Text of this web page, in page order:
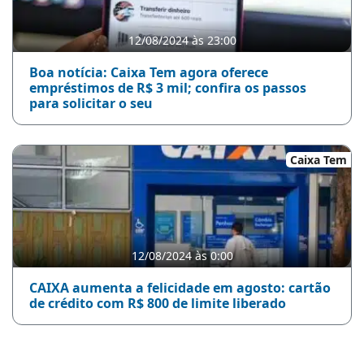
12/08/2024 às 23:00
Boa notícia: Caixa Tem agora oferece
empréstimos de R$ 3 mil; confira os passos
para solicitar o seu
Caixa Tem
12/08/2024 às 0:00
CAIXA aumenta a felicidade em agosto: cartão
de crédito com R$ 800 de limite liberado